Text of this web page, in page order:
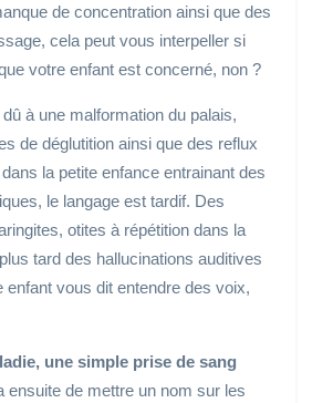
de concentration ainsi que des
cela peut vous interpeller si
votre enfant est concerné, non ?
à une malformation du palais,
de déglutition ainsi que des reflux
la petite enfance entrainant des
le langage est tardif. Des
otites à répétition dans la
tard des hallucinations auditives
enfant vous dit entendre des voix,
une simple prise de sang
ensuite de mettre un nom sur les